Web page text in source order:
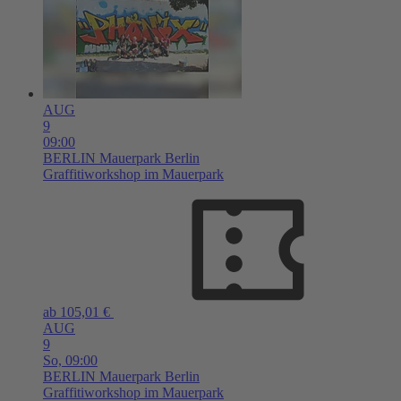
AUG
9
09:00
BERLIN Mauerpark Berlin
Graffitiworkshop im Mauerpark
ab 105,01 €
AUG
9
So, 09:00
BERLIN Mauerpark Berlin
Graffitiworkshop im Mauerpark